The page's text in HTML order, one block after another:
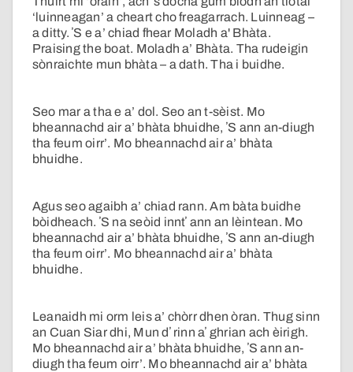
‘luinneagan’ a cheart cho freagarrach. Luinneag –
a ditty. ʼS e a’ chiad fhear Moladh a' Bhàta.
Praising the boat. Moladh a’ Bhàta. Tha rudeigin
sònraichte mun bhàta – a dath. Tha i buidhe.
Seo mar a tha e a’ dol. Seo an t-sèist. Mo
bheannachd air a’ bhàta bhuidhe, ʼS ann an-diugh
tha feum oirr’. Mo bheannachd air a’ bhàta
bhuidhe.
Agus seo agaibh a’ chiad rann. Am bàta buidhe
bòidheach. ʼS na seòid inntʼ ann an lèintean. Mo
bheannachd air a’ bhàta bhuidhe, ʼS ann an-diugh
tha feum oirr’. Mo bheannachd air a’ bhàta
bhuidhe.
Leanaidh mi orm leis a’ chòrr dhen òran. Thug sinn
an Cuan Siar dhi, Mun dʼ rinn aʼ ghrian ach èirigh.
Mo bheannachd air a’ bhàta bhuidhe, ʼS ann an-
diugh tha feum oirr’. Mo bheannachd air a’ bhàta